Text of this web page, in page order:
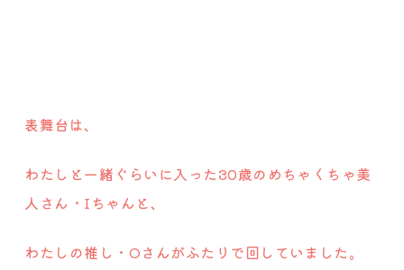
表舞台は、
わたしと一緒ぐらいに入った30歳のめちゃくちゃ美
人さん・Iちゃんと、
わたしの推し・Oさんがふたりで回していました。